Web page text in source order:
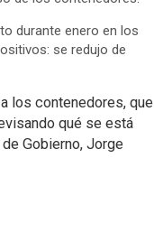
durante enero en los
se redujo de
los contenedores, que
qué se está
Gobierno, Jorge